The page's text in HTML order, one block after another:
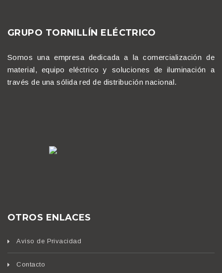
GRUPO TORNILLÍN ELÉCTRICO
Somos una empresa dedicada a la comercialización de
material, equipo eléctrico y soluciones de iluminación a
través de una sólida red de distribución nacional.
OTROS ENLACES
Aviso de Privacidad
Contacto